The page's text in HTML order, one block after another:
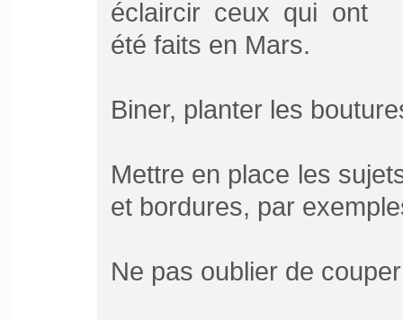
éclaircir ceux qui ont
été faits en Mars.
Biner, planter les
Mettre en place les
et bordures, par
Ne pas oublier de